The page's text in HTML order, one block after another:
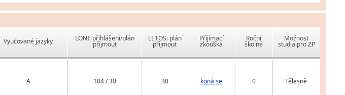
Vyučované jazyky
A
LONI: přihlášení/plán
přijmout
LETOS: plán
přijmout
Přijímací
zkouška
Roční
školné
Možnost
studia pro ZP
104 / 30 30 koná se 0 Tělesně